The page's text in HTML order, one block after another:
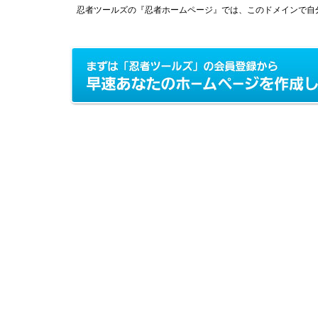
忍者ツールズの『忍者ホームページ』では、このドメインで